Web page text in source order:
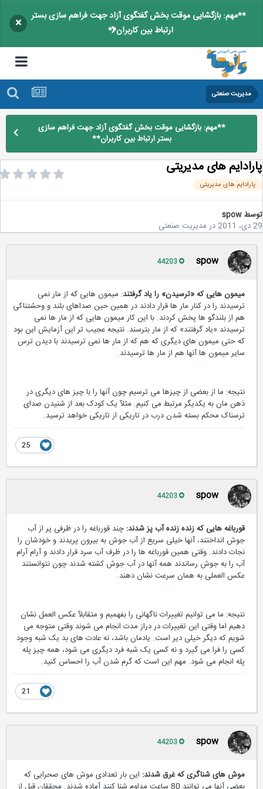
**مهم: بازگشایی موقت بخش گفتگوی آزاد جهت فراهم سازی بستر
ارتباط بین کاربران**
×
مدیریت صنعتی
**مهم: بازگشایی موقت بخش گفتگوی آزاد جهت فراهم سازی
بستر ارتباط بین کاربران**
های مدیریتی
های مدیریتی
spow
درمدیریت صنعتی
spow
میمون هایی که «ترسیدن» را یاد گرفتند: میمون هایی که از مار نمی
ترسیدند را در کنار مار ها قرار دادند در همین حین صداهای بلند و وحشتناکی
هم از بلندگو ها پخش کردند. با این کار میمون هایی که از مار ها نمی
ترسیدند «یاد گرفتند» که از مار بترسند. نتیجه عجیب تر این آزمایش این بود
که حتی میمون های دیگری که هم که از مار ها نمی ترسیدند با دیدن ترس
سایر میمون ها آنها هم از مار ها ترسیدند.
نتیجه: ما از بعضی از چیزها می ترسیم چون آنها را با چیز های دیگری در
ذهن مان به یکدیگر مرتبط می کنیم. مثلآ یک کودک بعد از شنیدن صدای
ترسناک محکم بسته شدن درب در تاریکی از تاریکی خواهد ترسید.
spow
قورباغه هایی که زنده زنده آب پز شدند:چند قورباغه را در ظرفی پر از آب
جوش انداختند، آنها خیلی سریع از آب جوش به بیرون پریدند و خودشان را
نجات دادند. وقتی همین قورباغه ها را در ظرف آب سرد قرار دادند و آرام آرام
آب را به جوش رساندند همه آنها در آب جوش کشته شدند چون نتوانستند
عکس العملی به همان سرعت نشان دهند.
نتیجه: ما می توانیم تغییرات ناگهانی را بفهمیم و متقابلآ عکس العمل نشان
دهیم اما وقتی این تغییرات در دراز مدت انجام می شوند وقتی متوجه می
شویم که دیگر خیلی دیر است. یادمان باشد، نه عادت های بد یک شبه وجود
کسی را فرا می گیرد و نه کسی یک شبه فرد دیگری می شود، همه چیز پله
پله انجام می شود. مهم این است که گرم شدن آب را احساس کنید.
spow
موش های شناگری که غرق شدند:این بار تعدادی موش های صحرایی که